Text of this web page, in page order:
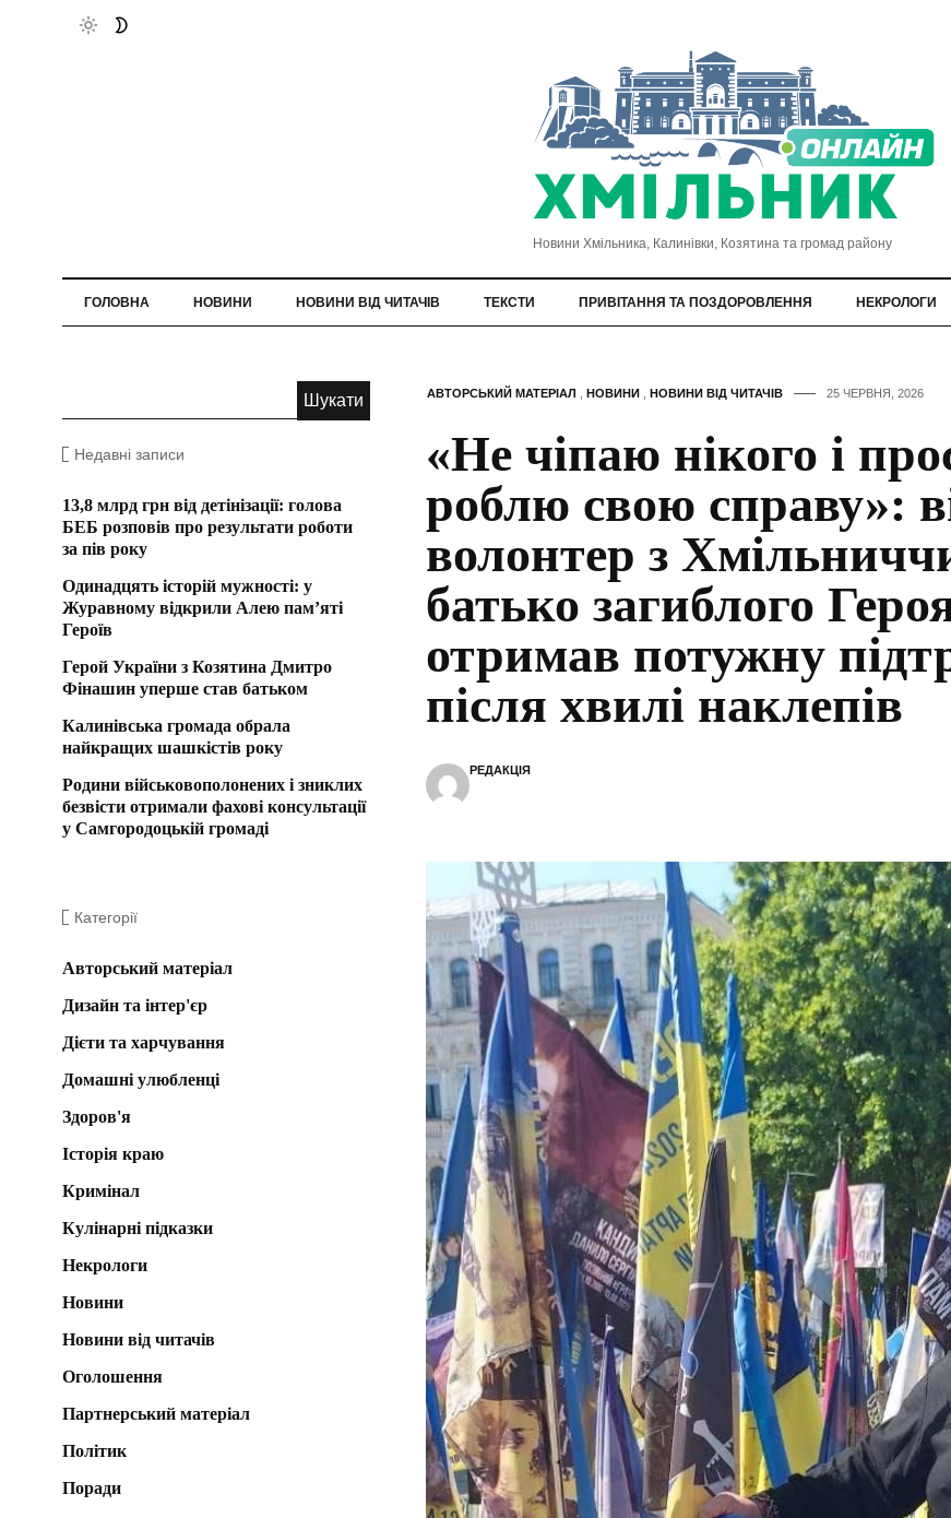
Новини Хмільника, Калинівки, Козятина та громад району
ГОЛОВНА НОВИНИ НОВИНИ ВІД ЧИТАЧІВ ТЕКСТИ ПРИВІТАННЯ ТА ПОЗДОРОВЛЕННЯ НЕКРОЛОГИ
АВТОРСЬКИЙ МАТЕРІАЛ НОВИНИ, НОВИНИ ВІД ЧИТАЧІВ 25 ЧЕРВНЯ, 2026
«Не чіпаю нікого і
роблю свою справу»:
волонтер з
батько загиблого
отримав потужну
після хвилі наклепів
РЕДАКЦІЯ
Недавні записи
13,8 млрд грн від детінізації: голова
БЕБ розповів про результати роботи
за пів року
Одинадцять історій мужності: у
Журавному відкрили Алею пам’яті
Героїв
Герой України з Козятина Дмитро
Фінашин уперше став батьком
Калинівська громада обрала
найкращих шашкістів року
Родини військовополонених і зниклих
безвісти отримали фахові консультації
у Самгородоцькій громаді
Категорії
Авторський матеріал
Дизайн та інтер'єр
Дієти та харчування
Домашні улюбленці
Здоров'я
Історія краю
Кримінал
Кулінарні підказки
Некрологи
Новини
Новини від читачів
Оголошення
Партнерський матеріал
Політик
Поради